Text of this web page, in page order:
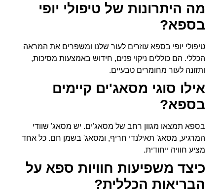
מה היתרונות של טיפולי יופי
בספא?
טיפולי יופי בספא עוזרים לעור שלנו ומשפרים את המראה
הכללי. הם כוללים ניקוי פנים, חידוש באמצעות מסיכות,
ותזונה לעור מחומרים טבעיים.
אילו סוגי מסאג'ים קיימים
בספא?
בספא תמצאו מגוון רחב של מסאג'ים. יש מסאג' שוודי
המרגיע, מסאג' תאילנדי חריף, ומסאג' בשמן חם. כל אחד
מציע חוויה ייחודית.
כיצד משפיעות חוויות ספא על
הבריאות הכללית?